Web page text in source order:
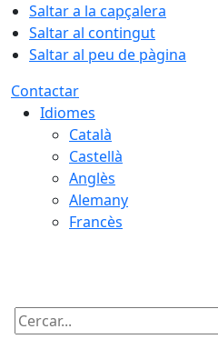
Saltar a la capçalera
Saltar al contingut
Saltar al peu de pàgina
Contactar
Idiomes
Català
Castellà
Anglès
Alemany
Francès
Cercar: